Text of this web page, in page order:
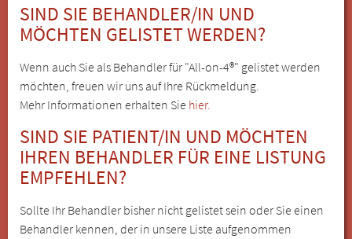
SIND SIE BEHANDLER/IN UND
MÖCHTEN GELISTET WERDEN?
Wenn auch Sie als Behandler für "All-on-4®" gelistet werden
möchten, freuen wir uns auf Ihre Rückmeldung.
Mehr Informationen erhalten Sie hier.
SIND SIE PATIENT/IN UND MÖCHTEN
IHREN BEHANDLER FÜR EINE LISTUNG
EMPFEHLEN?
Sollte Ihr Behandler bisher nicht gelistet sein oder Sie einen
Behandler kennen, der in unsere Liste aufgenommen